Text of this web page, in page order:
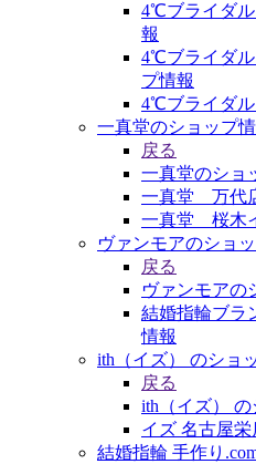
4℃ブライダ
報
4℃ブライダル
プ情報
4℃ブライダル
一真堂のショップ
戻る
一真堂のショ
一真堂 万代
一真堂 桜木
ヴァンモアのショ
戻る
ヴァンモアの
結婚指輪ブラ
情報
ith（イズ） のショ
戻る
ith（イズ）
イズ 名古屋
結婚指輪 手作り